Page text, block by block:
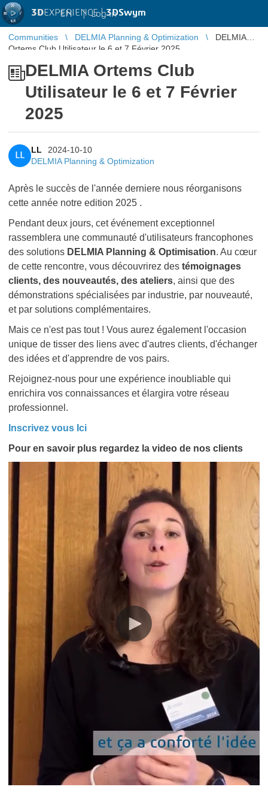
3DEXPERIENCE |3DSwym
EN | Log in
Communities DELMIA Planning & Optimization
DELMIA
Ortems Club Utilisateur le 6 et 7 Février 2025
DELMIA Ortems Club
Utilisateur le 6 et 7 Février
2025
LL
LL
2024-10-10
DELMIA Planning & Optimization
Après le succès de l'année derniere nous réorganisons
cette année notre edition 2025 .
Pendant deux jours, cet événement exceptionnel
rassemblera une communauté d'utilisateurs francophones
des solutions DELMIA Planning & Optimisation. Au cœur
de cette rencontre, vous découvrirez des témoignages
clients, des nouveautés, des ateliers, ainsi que des
démonstrations spécialisées par industrie, par nouveauté,
et par solutions complémentaires.
Mais ce n'est pas tout ! Vous aurez également l'occasion
unique de tisser des liens avec d'autres clients, d'échanger
des idées et d'apprendre de vos pairs.
Rejoignez-nous pour une expérience inoubliable qui
enrichira vos connaissances et élargira votre réseau
professionnel.
Inscrivez vous Ici
Pour en savoir plus regardez la video de nos clients